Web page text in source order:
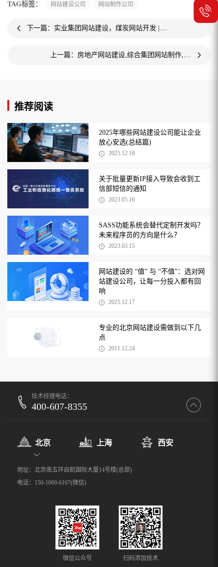
TAG标签： 网站建设公司 网站制作公司
下一篇：实业集团网站建设，煤炭网站开发 |....
上一篇：房地产网站建设,综合集团网站制作,....
推荐阅读
2025年哪些网站建设公司能让企业
放心安选(总结篇)
2025.12.18
关于批量更新IP接入导致会收到工
信部短信的通知
2023.05.16
SASS功能系统会替代定制开发吗？
未来程序员的方向是什么？
2023.03.15
网站建设的 “值” 与 “不值”：选对网
站建设公司，让每一分投入都有回
响
2025.12.17
专业的北京网站建设需做到以下几
点
2011.12.24
技术经理电话：
400-607-8355
北京 上海 西安
地址：北京南五环启航国际大厦14号楼(总部)
电话：150-1069-6167(微信)
微信公众号 扫码添加技术